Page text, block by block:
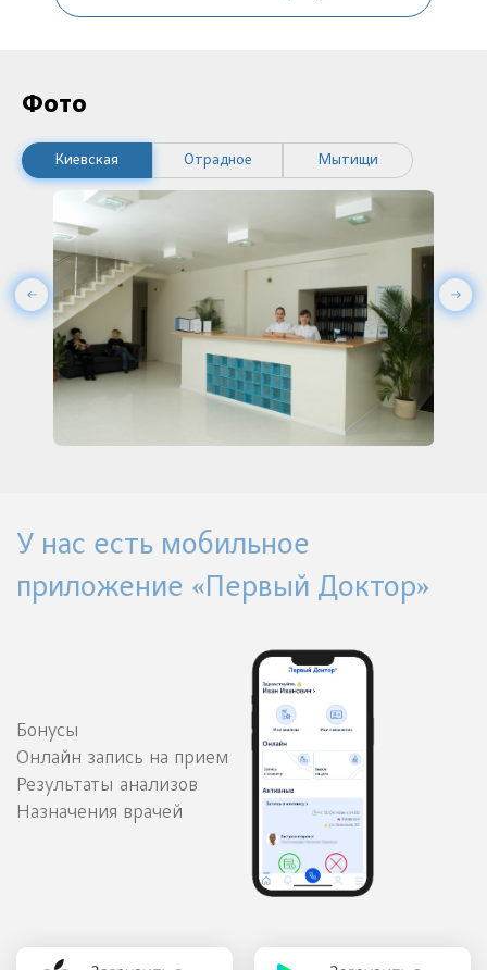
Фото
Киевская Отрадное Мытищи
У нас есть мобильное
приложение «Первый Доктор»
Бонусы
Онлайн запись на прием
Результаты анализов
Назначения врачей